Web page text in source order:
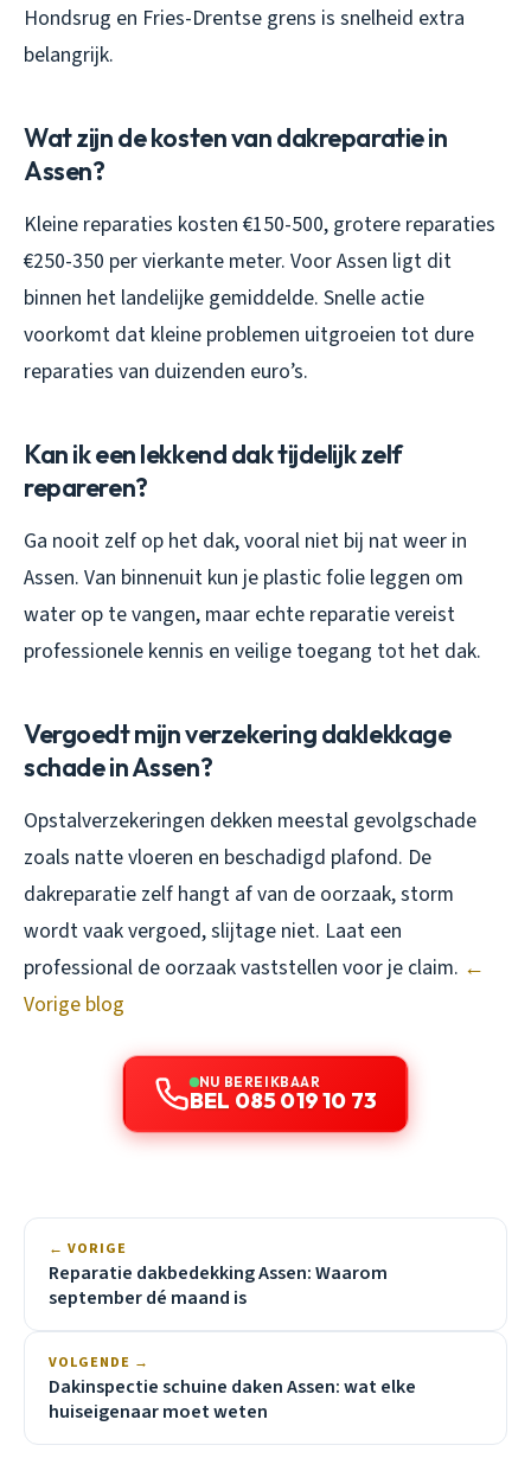
Hondsrug en Fries-Drentse grens is snelheid extra
belangrijk.
Wat zijn de kosten van dakreparatie in
Assen?
Kleine reparaties kosten €150-500, grotere reparaties
€250-350 per vierkante meter. Voor Assen ligt dit
binnen het landelijke gemiddelde. Snelle actie
voorkomt dat kleine problemen uitgroeien tot dure
reparaties van duizenden euro’s.
Kan ik een lekkend dak tijdelijk zelf
repareren?
Ga nooit zelf op het dak, vooral niet bij nat weer in
Assen. Van binnenuit kun je plastic folie leggen om
water op te vangen, maar echte reparatie vereist
professionele kennis en veilige toegang tot het dak.
Vergoedt mijn verzekering daklekkage
schade in Assen?
Opstalverzekeringen dekken meestal gevolgschade
zoals natte vloeren en beschadigd plafond. De
dakreparatie zelf hangt af van de oorzaak, storm
wordt vaak vergoed, slijtage niet. Laat een
professional de oorzaak vaststellen voor je claim. ←
Vorige blog
NU BEREIKBAAR
BEL 085 019 10 73
← VORIGE
Reparatie dakbedekking Assen: Waarom
september dé maand is
VOLGENDE →
Dakinspectie schuine daken Assen: wat elke
huiseigenaar moet weten